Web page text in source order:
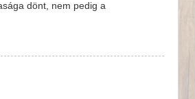
dönt, nem pedig a